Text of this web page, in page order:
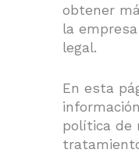
obtener
la
legal.
En esta
política de